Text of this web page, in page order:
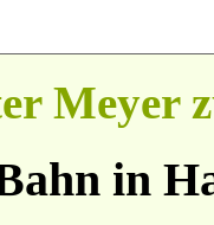
Meyer
in